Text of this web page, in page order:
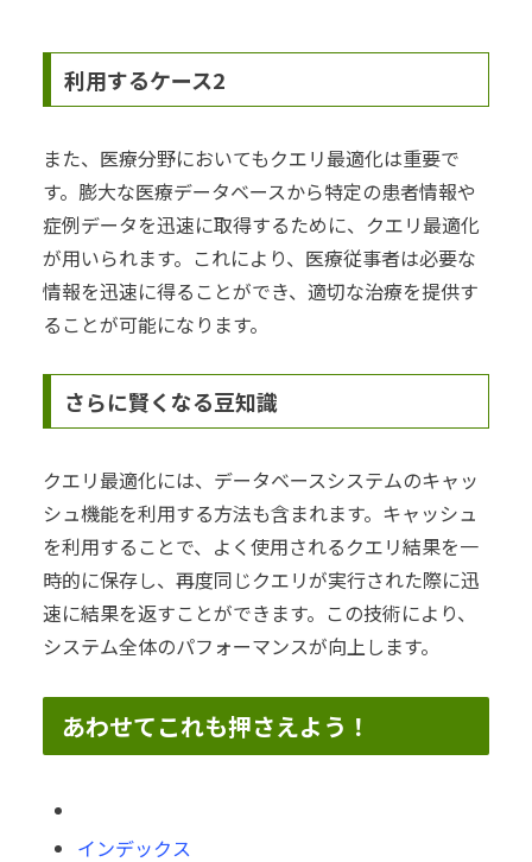
利用するケース2
また、医療分野においてもクエリ最適化は重要で
す。膨大な医療データベースから特定の患者情報や
症例データを迅速に取得するために、クエリ最適化
が用いられます。これにより、医療従事者は必要な
情報を迅速に得ることができ、適切な治療を提供す
ることが可能になります。
さらに賢くなる豆知識
クエリ最適化には、データベースシステムのキャッ
シュ機能を利用する方法も含まれます。キャッシュ
を利用することで、よく使用されるクエリ結果を一
時的に保存し、再度同じクエリが実行された際に迅
速に結果を返すことができます。この技術により、
システム全体のパフォーマンスが向上します。
あわせてこれも押さえよう！
インデックス